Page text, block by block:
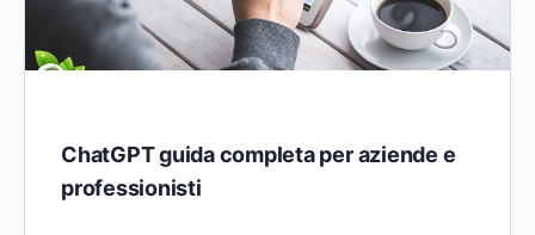
ChatGPT guida completa per aziende e
professionisti